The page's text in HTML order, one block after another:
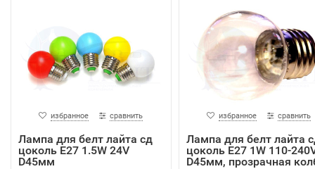
избранное сравнить
Лампа для белт лайта сд
цоколь Е27 1.5W 24V
D45мм
избранное сравнить
Лампа для белт лайта
цоколь Е27 1W 110-
D45мм, прозрачная